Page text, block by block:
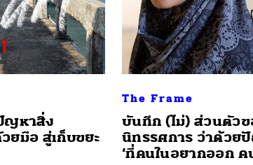
ญหาสิ่ง
ยมือ สู่เก็บขยะ
The Frame
บันทึก (ไม่) ส่วนตัวข
นิทรรศการ ว่าด้วย
‘ที่คนในอยากออก ค